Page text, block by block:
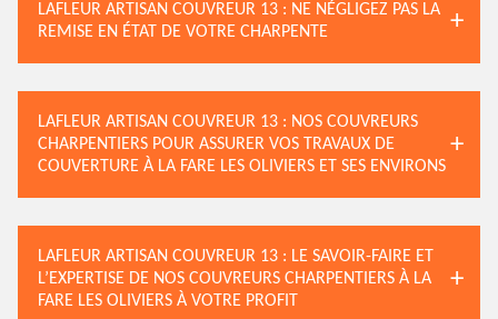
LAFLEUR ARTISAN COUVREUR 13 : NE NÉGLIGEZ PAS LA
REMISE EN ÉTAT DE VOTRE CHARPENTE
LAFLEUR ARTISAN COUVREUR 13 : NOS COUVREURS
CHARPENTIERS POUR ASSURER VOS TRAVAUX DE
COUVERTURE À LA FARE LES OLIVIERS ET SES ENVIRONS
LAFLEUR ARTISAN COUVREUR 13 : LE SAVOIR-FAIRE ET
L’EXPERTISE DE NOS COUVREURS CHARPENTIERS À LA
FARE LES OLIVIERS À VOTRE PROFIT